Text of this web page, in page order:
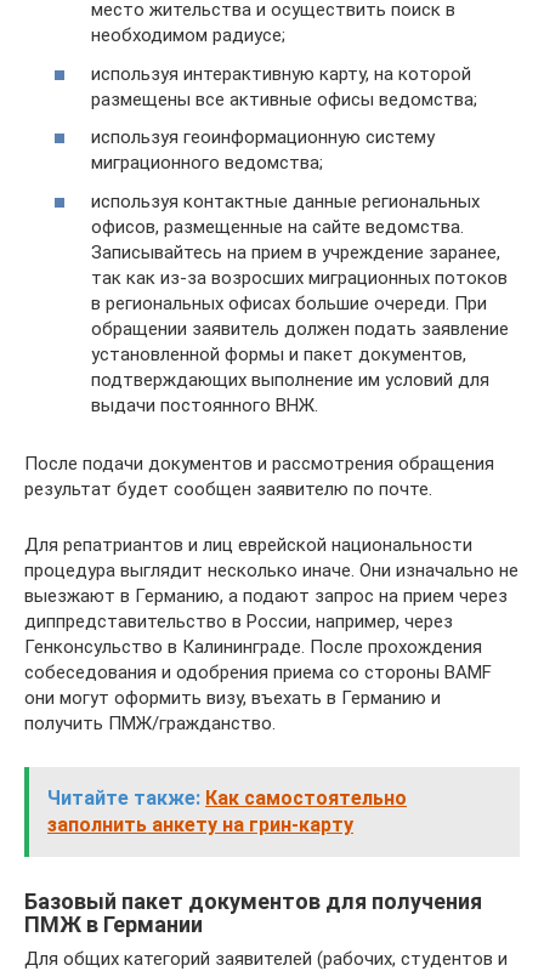
место жительства и осуществить поиск в
необходимом радиусе;
используя интерактивную карту, на которой
размещены все активные офисы ведомства;
используя геоинформационную систему
миграционного ведомства;
используя контактные данные региональных
офисов, размещенные на сайте ведомства.
Записывайтесь на прием в учреждение заранее,
так как из-за возросших миграционных потоков
в региональных офисах большие очереди. При
обращении заявитель должен подать заявление
установленной формы и пакет документов,
подтверждающих выполнение им условий для
выдачи постоянного ВНЖ.
После подачи документов и рассмотрения обращения
результат будет сообщен заявителю по почте.
Для репатриантов и лиц еврейской национальности
процедура выглядит несколько иначе. Они изначально не
выезжают в Германию, а подают запрос на прием через
диппредставительство в России, например, через
Генконсульство в Калининграде. После прохождения
собеседования и одобрения приема со стороны BAMF
они могут оформить визу, въехать в Германию и
получить ПМЖ/гражданство.
Читайте также: Как самостоятельно
заполнить анкету на грин-карту
Базовый пакет документов для получения
ПМЖ в Германии
Для общих категорий заявителей (рабочих, студентов и